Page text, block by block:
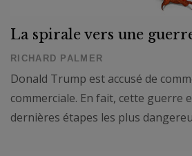
La spirale vers une
RICHARD PALMER
Donald Trump est accusé de
commerciale. En fait, cette guerre
dernières étapes les plus